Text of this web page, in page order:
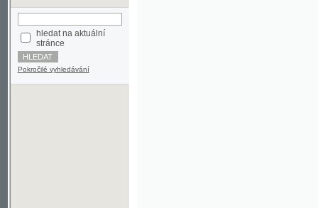
stránce
Pokročilé vyhledávání